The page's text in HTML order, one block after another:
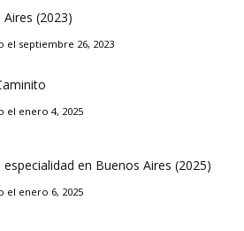
(2023)
el septiembre 26, 2023
el enero 4, 2025
especialidad en Buenos Aires (2025)
el enero 6, 2025